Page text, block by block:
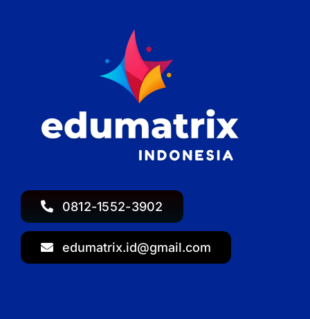
0812-1552-3902
edumatrix.id@gmail.com